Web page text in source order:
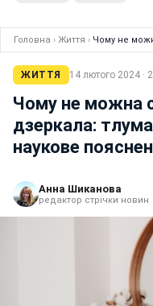
Головна › Життя › Чому не
ЖИТТЯ 14 лютого 2024 ·
Чому не можна
дзеркала:
наукове
Анна Шиканова
редактор стрічки новин